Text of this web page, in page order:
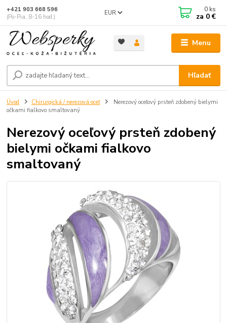
Menu
EUR
Hľadať
+421 903 668 596
(Po-Pia, 8-16 hod.)
0 ks
za 0 €
Úvod Chirurgická / nerezová oceľ
Nerezový oceľový prsteň zdobený bielymi
očkami fialkovo smaltovaný
Nerezový oceľový prsteň zdobený
bielymi očkami fialkovo
smaltovaný